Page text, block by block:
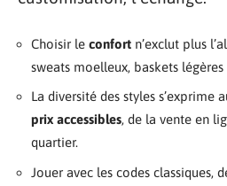
Choisir le confort n’exclut plus
sweats moelleux, baskets légères
La diversité des styles s’exprime
prix accessibles, de la vente en
quartier.
Jouer avec les codes classiques,